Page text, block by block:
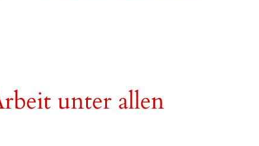
unter allen